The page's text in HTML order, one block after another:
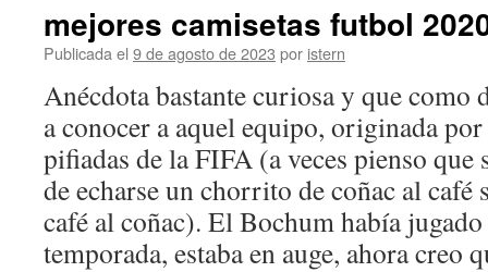
mejores camisetas futbol
Publicada el 9 de agosto de 2023 por istern
Anécdota bastante curiosa y que
a conocer a aquel equipo, originada
pifiadas de la FIFA (a veces pienso
de echarse un chorrito de coñac al café
café al coñac). El Bochum había
temporada, estaba en auge, ahora creo